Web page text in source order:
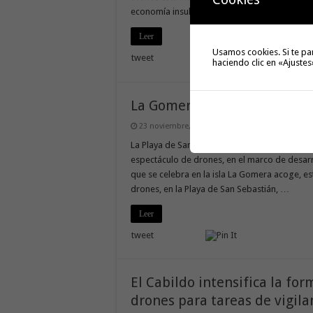
economía insular La Gomera da un paso
Leer
tweet
La Gomera acoge este
23 noviembre, 2022
La Playa de San Sebastián será escenario, a
espectáculo de drones, en el marco de
que se celebra en la isla La Gomera acoge,
drones, en la Playa de San Sebastián, …
Leer
tweet
El Cabildo intensifica la
drones para tareas de
Usamos cookies. Si te
haciendo clic en